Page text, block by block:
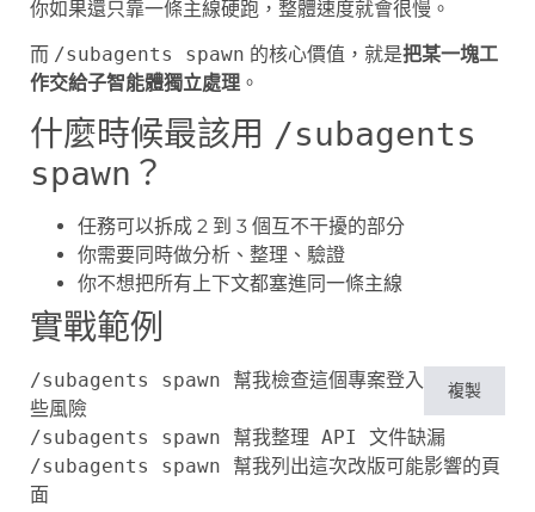
你如果還只靠一條主線硬跑，整體速度就會很慢。
而 /subagents spawn 的核心價值，就是把某一塊工
作交給子智能體獨立處理 。
什麼時候最該用 /subagents
spawn ？
任務可以拆成 2 到 3 個互不干擾的部分
你需要同時做分析、整理、驗證
你不想把所有上下文都塞進同一條主線
實戰範例
/subagents spawn 幫我檢查這個專案登入流程有哪
些風險
/subagents spawn 幫我整理 API 文件缺漏
/subagents spawn 幫我列出這次改版可能影響的頁
複製